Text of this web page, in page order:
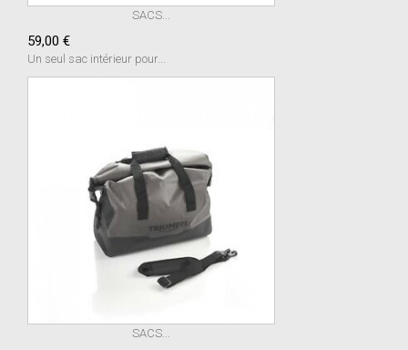
SACS...
59,00 €
Un seul sac intérieur pour...
SACS...